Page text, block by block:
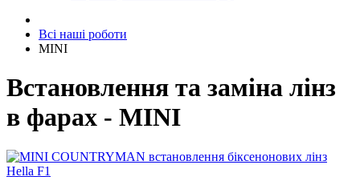
Всі наші роботи
MINI
Встановлення та заміна лінз
в фарах - MINI